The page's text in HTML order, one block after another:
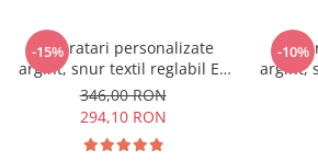
-15%
Set bratari personalizate
argint, snur textil reglabil Ea
& El
346,00 RON
294,10 RON
-10%
Set
argint,